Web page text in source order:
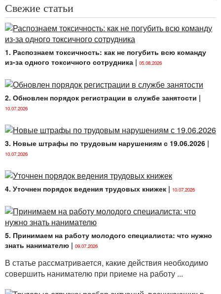
Свежие статьи
1. Распознаем токсичность: как не погубить всю команду
из-за одного токсичного сотрудника | 05.08.2026
2. Обновлен порядок регистрации в службе занятости |
10.07.2026
3. Новые штрафы по трудовым нарушениям с 19.06.2026 |
10.07.2026
4. Уточнен порядок ведения трудовых книжек | 10.07.2026
5. Принимаем на работу молодого специалиста: что нужно
знать нанимателю | 09.07.2026
В статье рассматривается, какие действия необходимо
совершить нанимателю при приеме на работу ...